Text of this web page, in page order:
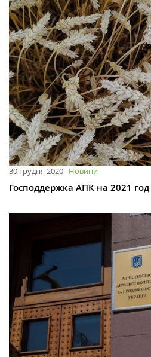
30 грудня 2020 Новини
Господдержка АПК на 2021